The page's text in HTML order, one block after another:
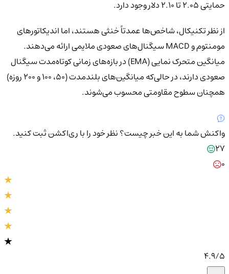
حمایتی ۲.۰۵ تا ۲.۱۰ دلار وجود دارد.
از نظر تکنیکال، شاخص‌ها عمدتاً خنثی هستند، اما اندیکاتورهای
مومنتوم و MACD سیگنال‌های صعودی ملایمی ارائه می‌دهند.
میانگین متحرک نمایی (EMA) در بازه‌های زمانی کوتاه‌مدت سیگنال
صعودی دارند، در حالی‌که میانگین‌های بلندمدت (۵۰، ۱۰۰ و ۲۰۰ روزه)
همچنان سطوح مقاومتی محسوب می‌شوند.
واکنش شما به این خبر چیست؟نظر خود را با ری‌اکشن ثبت کنید.
27
4.9/5